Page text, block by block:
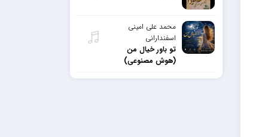
محمد علی امینی
اسفندارانی
تو باور خیال من
(هوش مصنوعی)